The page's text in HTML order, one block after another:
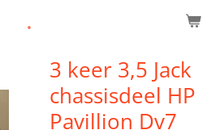
.
3 keer 3,5 Jack
chassisdeel HP
Pavillion Dv7